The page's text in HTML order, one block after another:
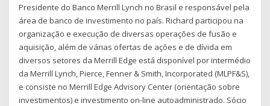
Presidente do Banco Merrill Lynch no Brasil e responsável pela
área de banco de investimento no paí­s. Richard participou na
organização e execução de diversas operações de fusão e
aquisição, além de várias ofertas de ações e de dí­vida em
diversos setores da Merrill Edge está disponível por intermédio
da Merrill Lynch, Pierce, Fenner & Smith, Incorporated (MLPF&S),
e consiste no Merrill Edge Advisory Center (orientação sobre
investimentos) e investimento on-line autoadministrado. Sócio